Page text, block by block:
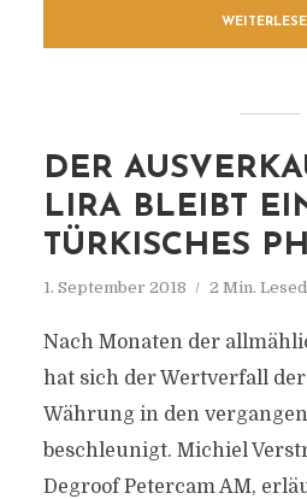
DER
LIRA BLEIBT
TÜRKISCHES
1. September 2018 2 Min.
Nach Monaten der
hat sich der Wertverfall
Währung in den
beschleunigt. Michiel
Degroof Petercam AM,